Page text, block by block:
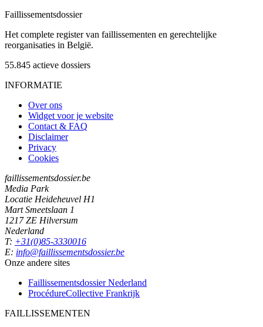
Faillissementsdossier
Het complete register van faillissementen en gerechtelijke
reorganisaties in België.
55.845 actieve dossiers
INFORMATIE
Over ons
Widget voor je website
Contact & FAQ
Disclaimer
Privacy
Cookies
faillissementsdossier.be
Media Park
Locatie Heideheuvel H1
Mart Smeetslaan 1
1217 ZE Hilversum
Nederland
T: +31(0)85-3330016
E: info@faillissementsdossier.be
Onze andere sites
Faillissementsdossier Nederland
ProcédureCollective Frankrijk
FAILLISSEMENTEN